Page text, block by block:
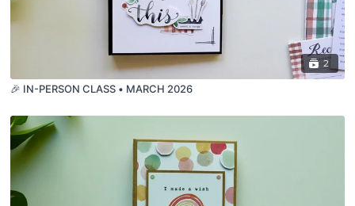
2
🎉 IN-PERSON CLASS • MARCH 2026